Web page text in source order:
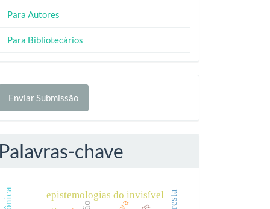
Para Autores
Para Bibliotecários
Enviar Submissão
Palavras-chave
epistemologias do invisível